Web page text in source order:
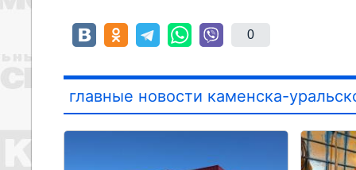
0
главные новости каменска-